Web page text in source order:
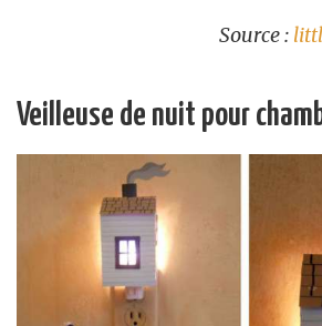
Source :
Veilleuse de nuit pour